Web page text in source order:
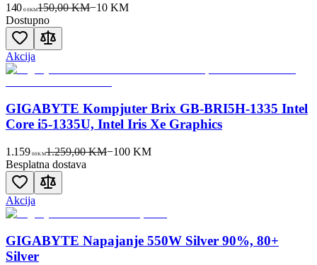
140 00KM150,00 KM−10 KM
Dostupno
Akcija
GIGABYTE Kompjuter Brix GB-BRI5H-1335 Intel
Core i5-1335U, Intel Iris Xe Graphics
1.159 00KM1.259,00 KM−100KM
Besplatna dostava
Akcija
GIGABYTE Napajanje 550W Silver 90%, 80+
Silver